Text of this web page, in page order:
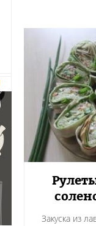
Закуска из